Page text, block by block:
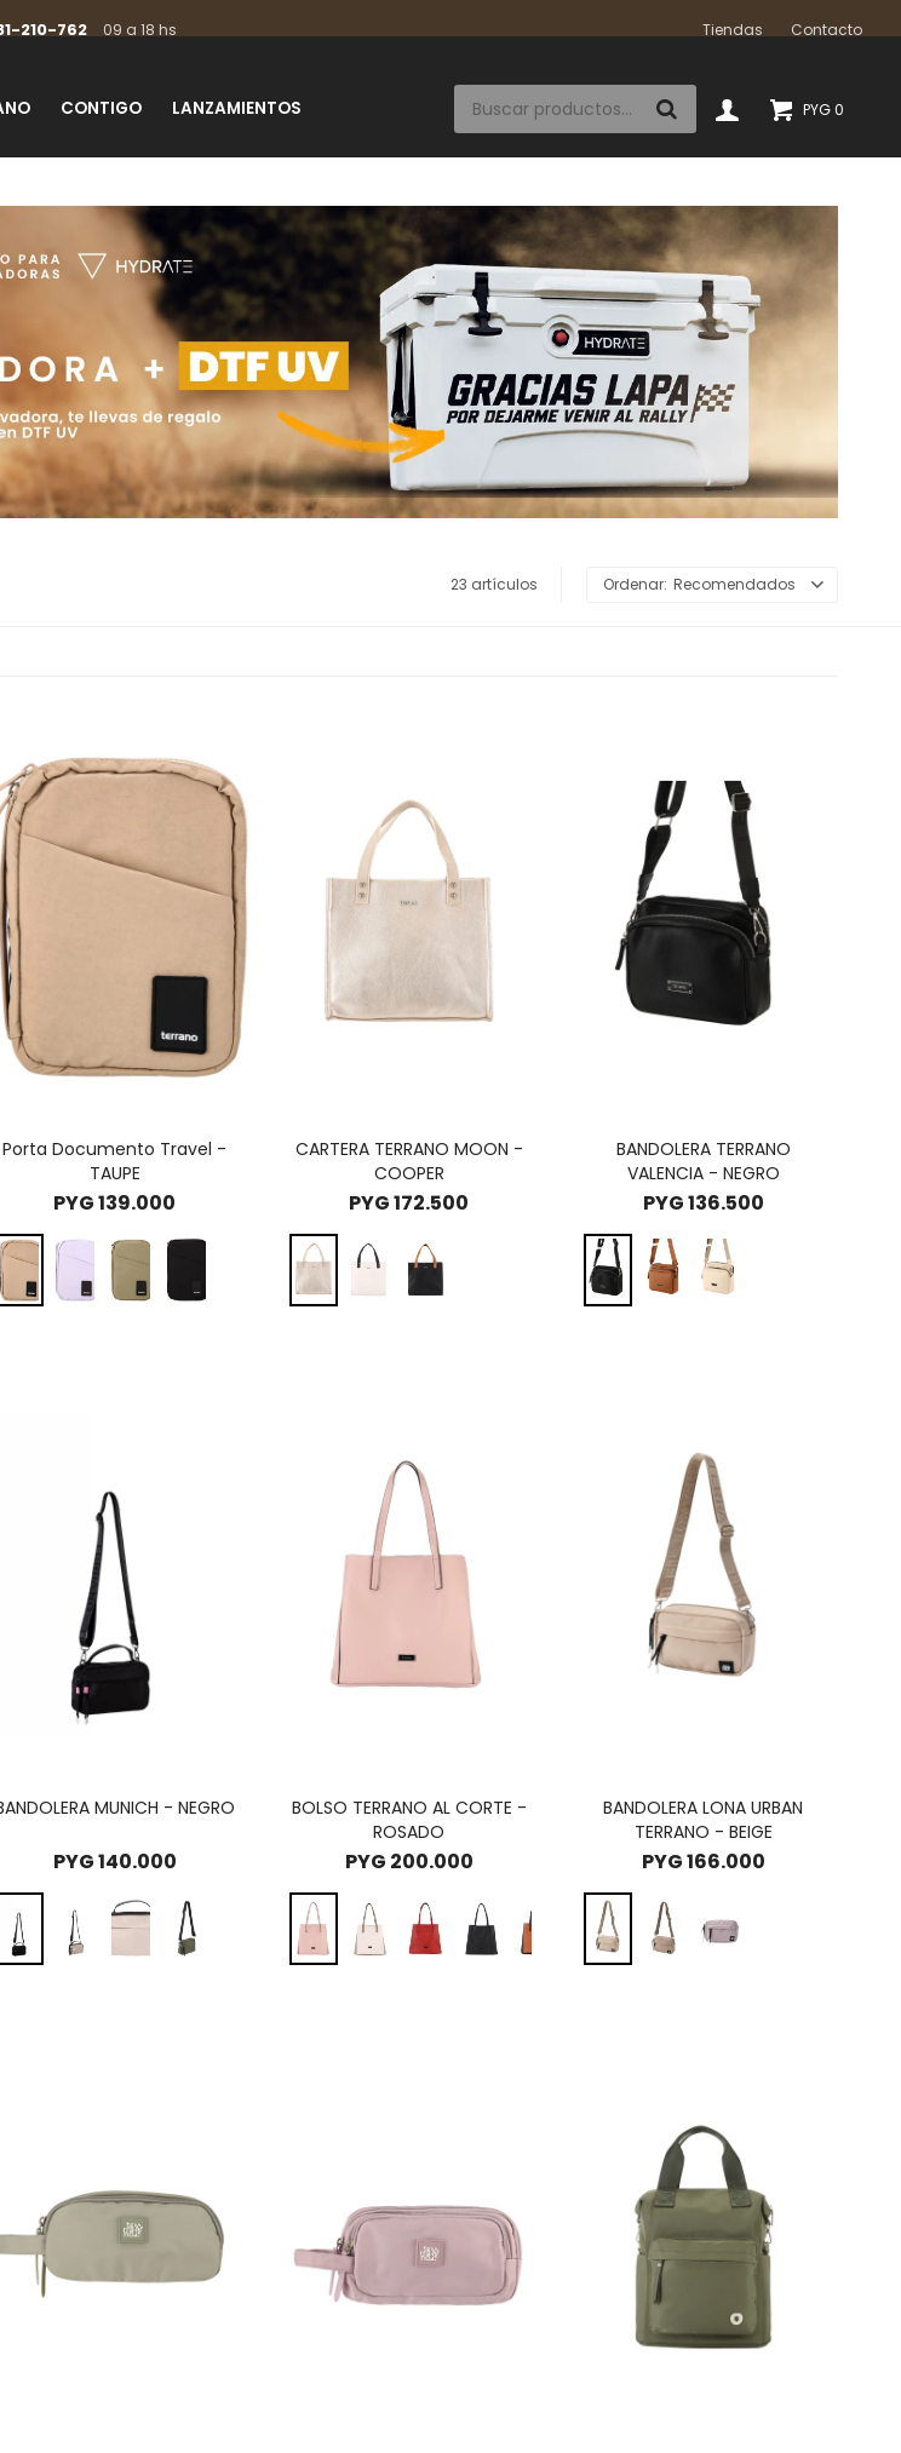
CONTIGO LANZAMIENTOS PYG0
210-762 09 a 18 hs Tiendas Contacto
23 artículos Recomendados
Porta Documento Travel -
TAUPE
PYG139.000
CARTERA TERRANO MOON -
COOPER
PYG172.500
BANDOLERA TERRANO
VALENCIA - NEGRO
PYG136.500
MUNICH - NEGRO
PYG140.000
BOLSO TERRANO AL CORTE -
ROSADO
PYG 200.000
BANDOLERA LONA URBAN
TERRANO - BEIGE
PYG166.000